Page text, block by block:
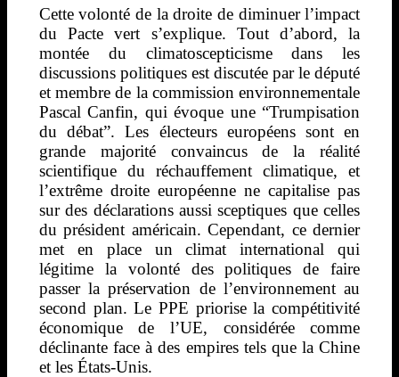
Cette volonté de la droite de diminuer l’impact
du Pacte vert s’explique. Tout d’abord, la
montée du climatoscepticisme dans les
discussions politiques est discutée par le député
et membre de la commission environnementale
Pascal Canfin, qui évoque une “Trumpisation
du débat”. Les électeurs européens sont en
grande majorité convaincus de la réalité
scientifique du réchauffement climatique, et
l’extrême droite européenne ne capitalise pas
sur des déclarations aussi sceptiques que celles
du président américain. Cependant, ce dernier
met en place un climat international qui
légitime la volonté des politiques de faire
passer la préservation de l’environnement au
second plan. Le PPE priorise la compétitivité
économique de l’UE, considérée comme
déclinante face à des empires tels que la Chine
et les États-Unis.